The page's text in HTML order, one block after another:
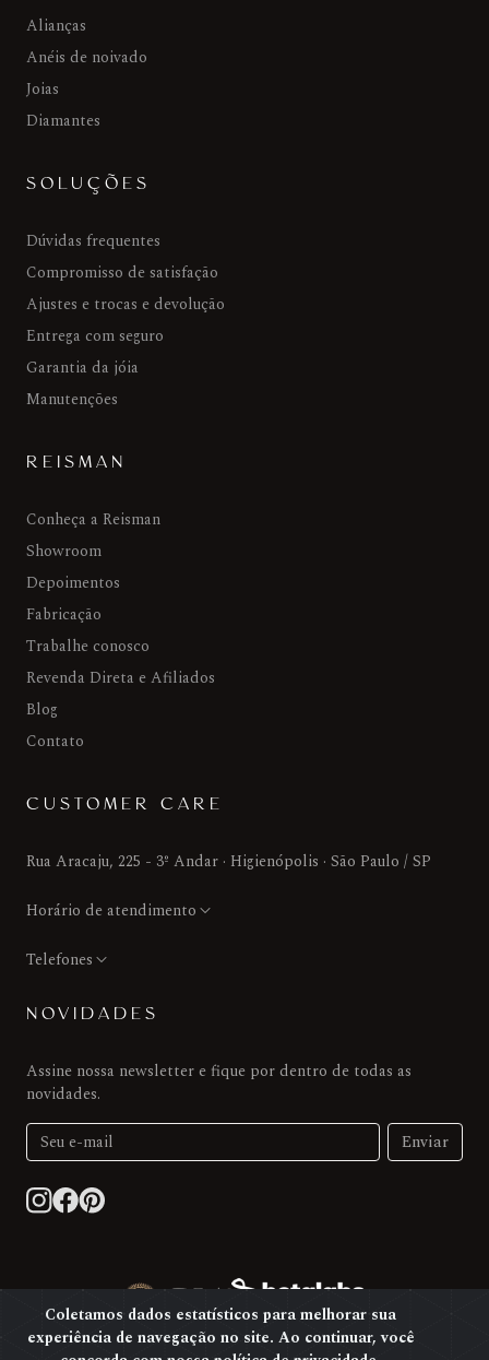
Alianças
Anéis de noivado
Joias
Diamantes
SOLUÇÕES
Dúvidas frequentes
Compromisso de satisfação
Ajustes e trocas e devolução
Entrega com seguro
Garantia da jóia
Manutenções
REISMAN
Conheça a Reisman
Showroom
Depoimentos
Fabricação
Trabalhe conosco
Revenda Direta e Afiliados
Blog
Contato
CUSTOMER CARE
Rua Aracaju, 225 - 3º Andar · Higienópolis · São Paulo / SP
Horário de atendimento
Telefones
NOVIDADES
Assine nossa newsletter e fique por dentro de todas as
novidades.
Enviar
Coletamos dados estatísticos para melhorar sua
experiência de navegação no site. Ao continuar, você